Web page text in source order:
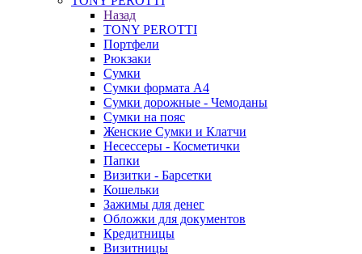
Назад
TONY PEROTTI
Портфели
Рюкзаки
Сумки
Сумки формата А4
Сумки дорожные - Чемоданы
Сумки на пояс
Женские Сумки и Клатчи
Несессеры - Косметички
Папки
Визитки - Барсетки
Кошельки
Зажимы для денег
Обложки для документов
Кредитницы
Визитницы